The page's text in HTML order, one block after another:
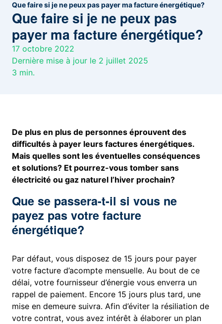
Que faire si je ne peux pas payer ma facture énergétique?
Que faire si je ne peux pas
payer ma facture énergétique?
17 octobre 2022
Dernière mise à jour le 2 juillet 2025
3 min.
De plus en plus de personnes éprouvent des
difficultés à payer leurs factures énergétiques.
Mais quelles sont les éventuelles conséquences
et solutions? Et pourrez-vous tomber sans
électricité ou gaz naturel l’hiver prochain?
Que se passera-t-il si vous ne
payez pas votre facture
énergétique?
Par défaut, vous disposez de 15 jours pour payer
votre facture d’acompte mensuelle. Au bout de ce
délai, votre fournisseur d’énergie vous enverra un
rappel de paiement. Encore 15 jours plus tard, une
mise en demeure suivra. Afin d’éviter la résiliation de
votre contrat, vous avez intérêt à élaborer un plan